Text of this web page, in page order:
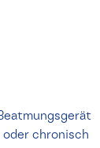
oder chronisch